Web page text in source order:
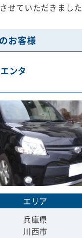
せていただきました
お客様
ンタ
エリア
兵庫県
川西市